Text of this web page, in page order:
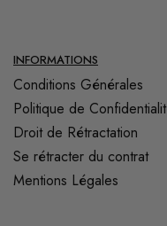
INFORMATIONS
Conditions Générales
Politique de
Droit de Rétractation
Se rétracter du contrat
Mentions Légales